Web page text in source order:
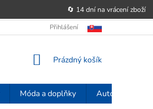
🔄 14 dní na vrácení zboží
POUČENÍ O PRÁVU
Přihlášení
NÁKUPNÍ
Prázdný košík
Móda a doplňky Auto-moto